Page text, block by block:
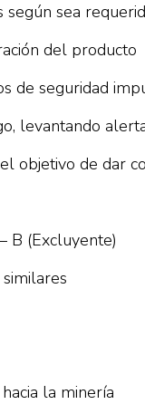
sea
del producto
de seguridad
levantando
objetivo de dar
B (Excluyente)
la minería